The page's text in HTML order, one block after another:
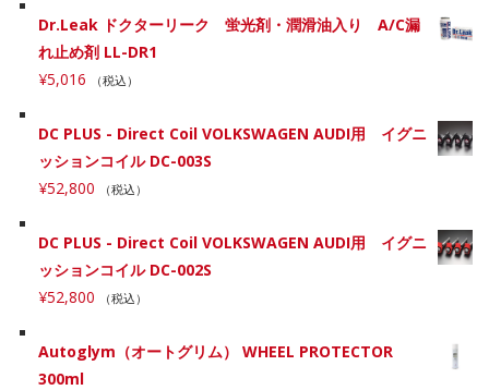
Dr.Leak ドクターリーク 蛍光剤・潤滑油入り A/C漏
れ止め剤 LL-DR1
¥5,016 （税込）
DC PLUS - Direct Coil VOLKSWAGEN AUDI用 イグニ
ッションコイル DC-003S
¥52,800 （税込）
DC PLUS - Direct Coil VOLKSWAGEN AUDI用 イグニ
ッションコイル DC-002S
¥52,800 （税込）
Autoglym（オートグリム） WHEEL PROTECTOR
300ml